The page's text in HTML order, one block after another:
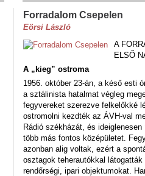
Forradalom Csepelen
Eörsi László
A
ELSŐ
A „kieg” ostroma
1956. október 23-án, a késő esti
a sztálinista hatalmat végleg
fegyvereket szerezve felkelőkké
ostromolni kezdték az ÁVH-val
Rádió székházát, és
több más fontos középületet.
azonban alig voltak, ezért a
osztagok teherautókkal látogatták
rendőrségi, ipari objektumokat.